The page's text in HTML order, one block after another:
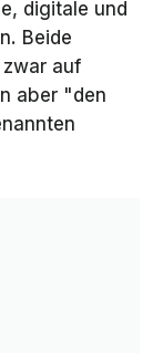
digitale und
Beide
auf
aber "den